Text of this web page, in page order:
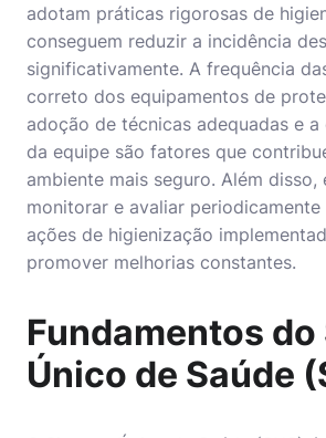
adotam práticas rigorosas de
conseguem reduzir a incidência
significativamente. A frequência
correto dos equipamentos de
adoção de técnicas adequadas e
da equipe são fatores que
ambiente mais seguro. Além
monitorar e avaliar
ações de higienização
promover melhorias constantes.
Fundamentos do
Único de Saúde